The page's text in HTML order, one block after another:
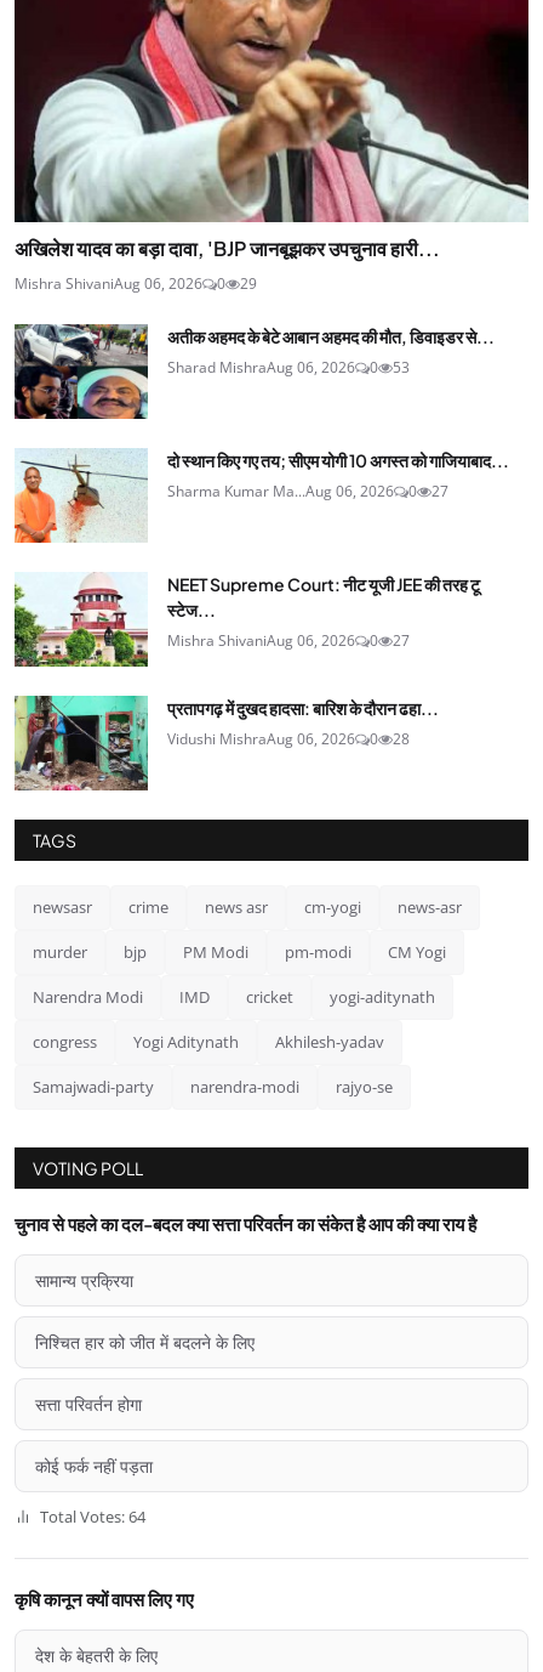
अखिलेश यादव का बड़ा दावा, 'BJP जानबूझकर उपचुनाव हारी...
Mishra ShivaniAug 06, 2026 0 29
अतीक अहमद के बेटे आबान अहमद की मौत, डिवाइडर से...
Sharad MishraAug 06, 2026 0 53
दो स्थान किए गए तय; सीएम योगी 10 अगस्त को गाजियाबाद...
Sharma Kumar Ma...Aug 06, 2026 0 27
NEET Supreme Court: नीट यूजी JEE की तरह टू
स्टेज...
Mishra ShivaniAug 06, 2026 0 27
प्रतापगढ़ में दुखद हादसा: बारिश के दौरान ढहा...
Vidushi MishraAug 06, 2026 0 28
TAGS
newsasr crime news asr cm-yogi news-asr
murder bjp PM Modi pm-modi CM Yogi
Narendra Modi IMD cricket yogi-aditynath
congress Yogi Aditynath Akhilesh-yadav
Samajwadi-party narendra-modi rajyo-se
VOTING POLL
चुनाव से पहले का दल-बदल क्या सत्ता परिवर्तन का संकेत है आप की क्या राय है
सामान्य प्रक्रिया
निश्चित हार को जीत में बदलने के लिए
सत्ता परिवर्तन होगा
कोई फर्क नहीं पड़ता
Total Votes: 64
कृषि कानून क्यों वापस लिए गए
देश के बेहतरी के लिए